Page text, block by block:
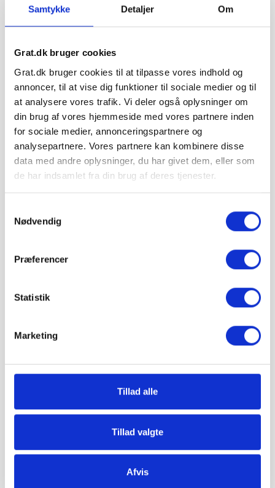
Samtykke Detaljer Om
Grat.dk bruger cookies
Grat.dk bruger cookies til at tilpasse vores indhold og
annoncer, til at vise dig funktioner til sociale medier og til
at analysere vores trafik. Vi deler også oplysninger om
din brug af vores hjemmeside med vores partnere inden
for sociale medier, annonceringspartnere og
analysepartnere. Vores partnere kan kombinere disse
data med andre oplysninger, du har givet dem, eller som
de har indsamlet fra din brug af deres tjenester.
Nødvendig
Præferencer
Statistik
Marketing
Tillad alle
Tillad valgte
Afvis
Lux Kantsten Earl Black (Sort Basalt) -
7x20x100 cm
Grat.dk
Læg i kurv
Grat.dk